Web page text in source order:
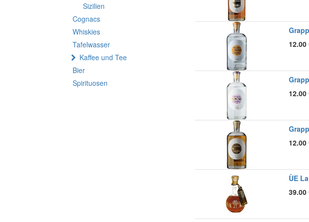
Sizilien
Cognacs
Whiskies
Tafelwasser
Kaffee und Tee
Bier
Spirituosen
12.00
12.00
12.00
ÙE
39.00